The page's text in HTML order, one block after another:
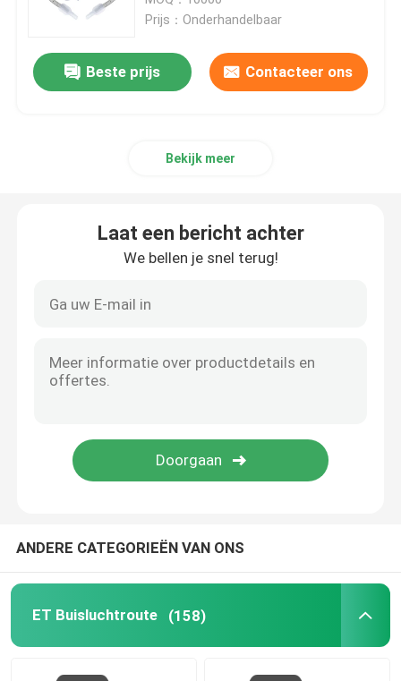
Dubbele Lumen Luchtpijptak
Zuig katheter
Videointubatieapparaten
Persoonlijk beschermingsmiddelppe
Verdoofingsmiddelen
Endotracheale buiscomponenten
toestaan OEM ODM
Prijs：Onderhandelbaar
Beste prijs Contacteer ons
Bekijk meer
Laat een bericht achter
We bellen je snel terug!
ANDERE CATEGORIEËN VAN ONS
ET Buisluchtroute (158)